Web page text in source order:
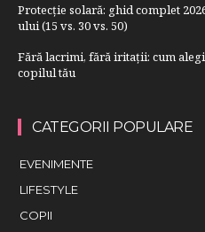
Protecție solară: ghid complet
ului (15 vs. 30 vs. 50)
Fără lacrimi, fără iritații: cum
copilul tău
CATEGORII POPULARE
EVENIMENTE
LIFESTYLE
COPII